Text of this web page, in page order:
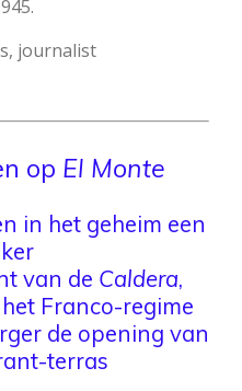
journalist
op El Monte
in het geheim een
van de Caldera,
Franco-regime
de opening van
terras